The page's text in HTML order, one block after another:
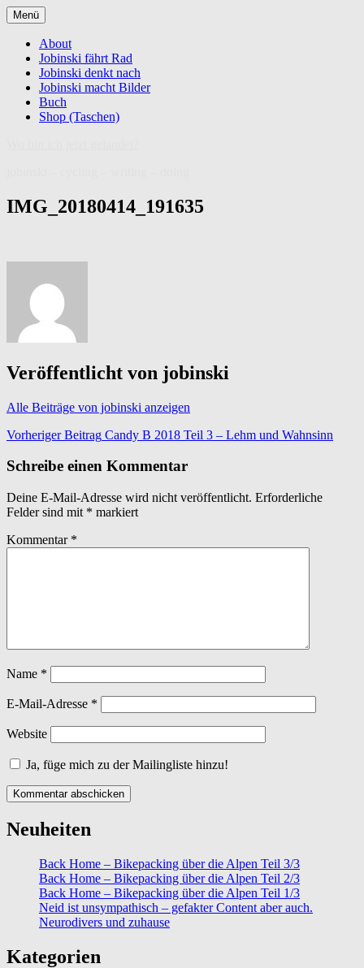
Zum
Inhalt
springen
Menü
About
Jobinski fährt Rad
Jobinski denkt nach
Jobinski macht Bilder
Buch
Shop (Taschen)
IMG_20180414_191635
Veröffentlicht von jobinski
Alle Beiträge von jobinski anzeigen
Beitragsnavigation
Vorheriger Beitrag Candy B 2018 Teil 3 – Lehm und Wahnsinn
Schreibe einen Kommentar
Deine E-Mail-Adresse wird nicht veröffentlicht. Erforderliche
Felder sind mit * markiert
Kommentar *
Name *
E-Mail-Adresse *
Website
Ja, füge mich zu der Mailingliste hinzu!
Neuheiten
Back Home – Bikepacking über die Alpen Teil 3/3
Back Home – Bikepacking über die Alpen Teil 2/3
Back Home – Bikepacking über die Alpen Teil 1/3
Neid ist unsympathisch – gefakter Content aber auch.
Neurodivers und zuhause
Kategorien